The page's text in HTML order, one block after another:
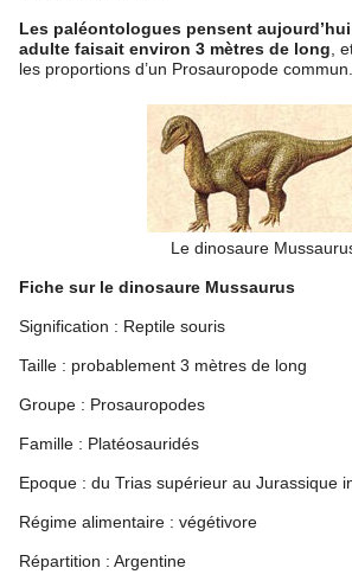
Les paléontologues pensent
adulte faisait environ 3 mètres de long ,
les proportions d’un Prosauropode commun.
Le dinosaure
Fiche sur le dinosaure Mussaurus
Signification : Reptile souris
Taille : probablement 3 mètres de long
Groupe : Prosauropodes
Famille : Platéosauridés
Epoque : du Trias supérieur au Jurassique
Régime alimentaire : végétivore
Répartition : Argentine